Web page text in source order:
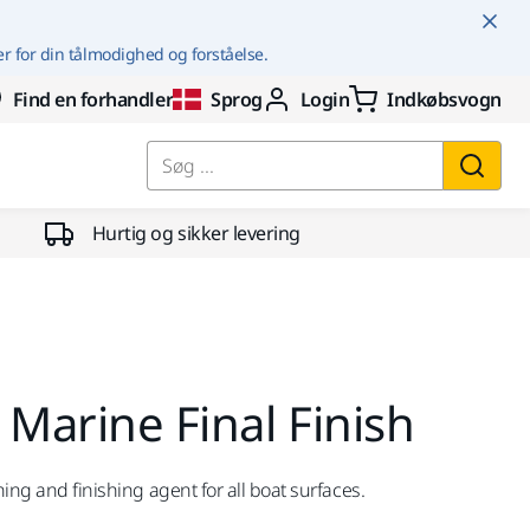
for din tålmodighed og forståelse.
Find en forhandler Sprog Login Indkøbsvogn
Søg ...
Hurtig og sikker levering
Final Finish
and finishing agent for all boat surfaces.